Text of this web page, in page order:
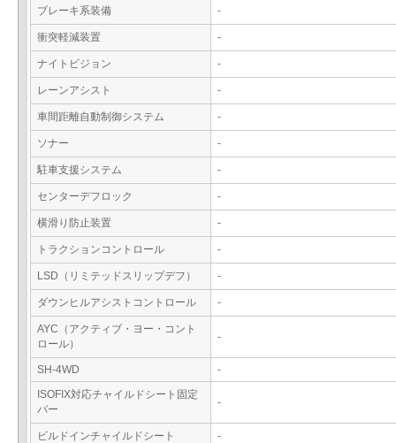
ブレーキ系装備 -
衝突軽減装置 -
ナイトビジョン -
レーンアシスト -
車間距離自動制御システム -
ソナー -
駐車支援システム -
センターデフロック -
横滑り防止装置 -
トラクションコントロール -
LSD（リミテッドスリップデフ） -
ダウンヒルアシストコントロール -
AYC（アクティブ・ヨー・コント
ロール）
-
SH-4WD
-
ISOFIX対応チャイルドシート固定
バー
-
ビルドインチャイルドシート -